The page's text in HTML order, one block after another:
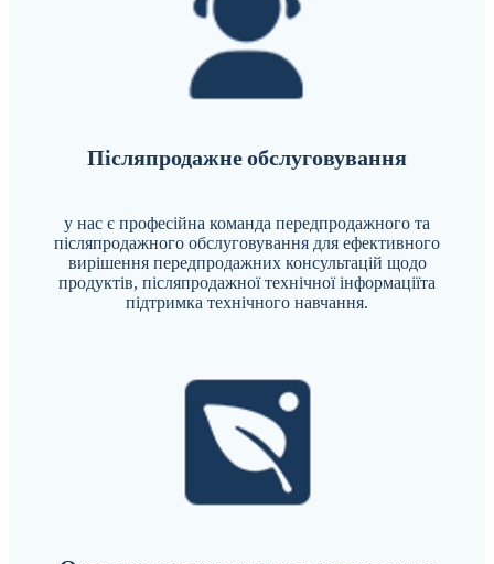
Післяпродажне обслуговування
у нас є професійна команда передпродажного та
післяпродажного обслуговування для ефективного
вирішення передпродажних консультацій щодо
продуктів, післяпродажної технічної інформаціїта
підтримка технічного навчання.